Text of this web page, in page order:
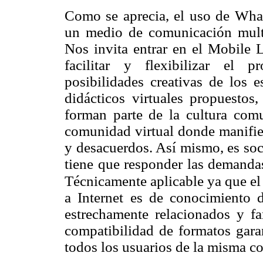
Como se aprecia, el uso de
un medio de comunicación
Nos invita entrar en el Mobile
facilitar y flexibilizar el
posibilidades creativas de los
didácticos virtuales
forman parte de la cultura
comunidad virtual donde
y desacuerdos. Así mismo, es
tiene que responder las
Técnicamente aplicable ya que el
a Internet es de conocimiento
estrechamente relacionados y
compatibilidad de formatos
todos los usuarios de la misma